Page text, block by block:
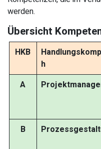
werden.
Übersicht
HKB
h
A
B